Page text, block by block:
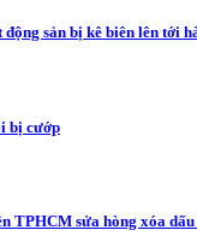
sản bị kê biên lên tới
bị cướp
TPHCM sửa hòng xóa